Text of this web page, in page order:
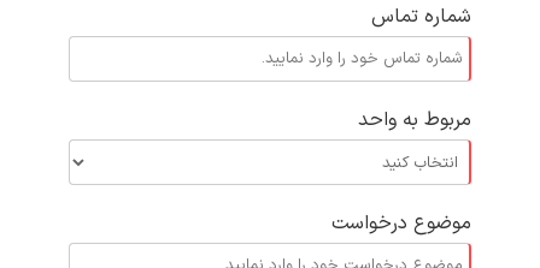
شماره تماس
مربوط به واحد
موضوع درخواست